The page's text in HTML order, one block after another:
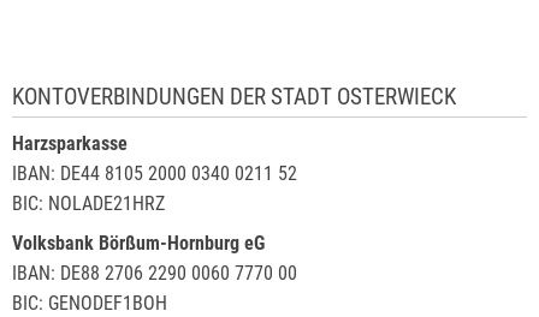
KONTOVERBINDUNGEN DER STADT OSTERWIECK
Harzsparkasse
IBAN: DE44 8105 2000 0340 0211 52
BIC: NOLADE21HRZ
Volksbank Börßum-Hornburg eG
IBAN: DE88 2706 2290 0060 7770 00
BIC: GENODEF1BOH